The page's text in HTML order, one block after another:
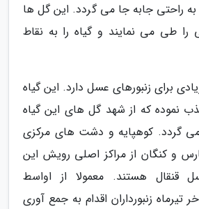
راحتی جابه جا می گردد. این گل ها
طی می نمایند و گیاه را به نقاط
برای زنبورهای عسل دارد. این گیاه
نموده که از شهد گل های این گیاه
گردد. کوهپایه و دشت های مرکزی
و کنگان از مراکز اصلی رویش این
قنقال هستند. معمولا از اواسط
تیرماه زنبورداران اقدام به جمع آوری